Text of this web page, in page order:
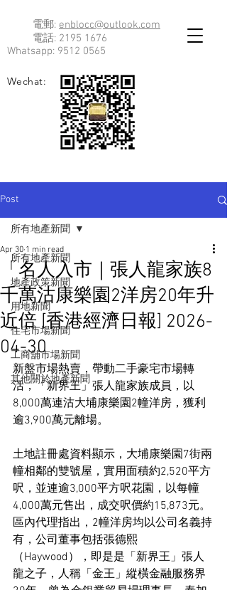
電郵: enblocc@outlook.com
電話: 2195 1676
Whatsapp: 9512 0565
Wechat:
Post
所有地產新聞
地產政策新聞
用地新聞
住宅市場新聞
工商舖市場新聞
其他關於地產新聞
所有地產新聞
「名人入市｜張人龍家族8
千萬沽康樂園2洋房20年升
近倍 [香港經濟日報] 2026-
04-30
Apr 30 1 min read
新盤市場熱賣，帶動二手豪宅市場轉
活，「新界王」張人龍家族成員，以
8,000萬連沽大埔康樂園2幢洋房，獲利
逾3,900萬元離場。
土地註冊處資料顯示，大埔康樂園7街兩
幢相鄰的雙號屋，實用面積約2,520平方
呎，並連逾3,000平方呎花園，以每幢
4,000萬元售出，成交呎價約15,873元。
區內代理指出，2幢洋房均以公司名義持
有，公司董事包括張德熙
（Haywood），即是是「新界王」張人
龍之子，人稱「金王」縱橫金融服務界